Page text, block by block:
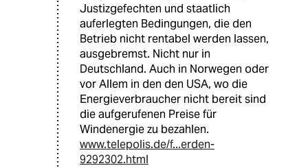
Justizgefechten und staatlich
auferlegten Bedingungen, die den
Betrieb nicht rentabel werden lassen,
ausgebremst. Nicht nur in
Deutschland. Auch in Norwegen oder
vor Allem in den den USA, wo die
Energieverbraucher nicht bereit sind
die aufgerufenen Preise für
Windenergie zu bezahlen.
www.telepolis.de/f...erden-
9292302.html